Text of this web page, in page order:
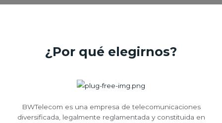
¿Por qué elegirnos?
BWTelecom es una empresa de telecomunicaciones
diversificada, legalmente reglamentada y constituida en